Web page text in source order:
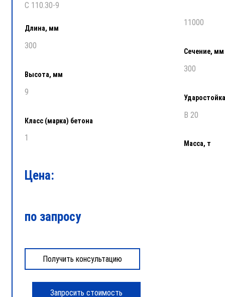
С 110.30-9
Длина, мм
11000
300
Сечение, мм
Высота, мм
300
9
Класс (марка) бетона
В 20
1
Масса, т
Цена:
по запросу